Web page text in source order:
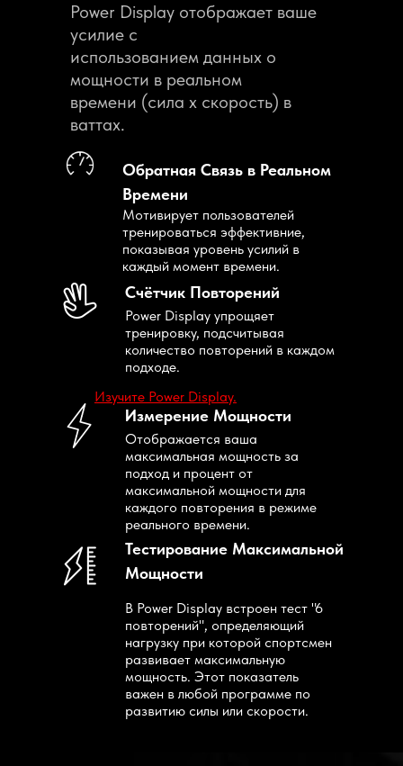
Power Display отображает ваше
усилие с
использованием данных о
мощности в реальном
времени (сила x скорость) в
ваттах.
Изучите Power Display.
Обратная Связь в Реальном
Времени
Счётчик Повторений
Измерение Мощности
Мотивирует пользователей
тренироваться эффективние,
показывая уровень усилий в
каждый момент времени.
Тестирование Максимальной
Мощности
Power Display упрощяет
тренировку, подсчитывая
количество повторений в каждом
подходе.
Отображается ваша
максимальная мощность за
подход и процент от
максимальной мощности для
каждого повторения в режиме
реального времени.
В Power Display встроен тест "6
повторений", определяющий
нагрузку при которой спортсмен
развивает максимальную
мощность. Этот показатель
важен в любой программе по
развитию силы или скорости.